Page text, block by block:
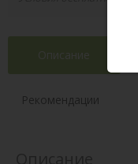
Описание
Рекомендации